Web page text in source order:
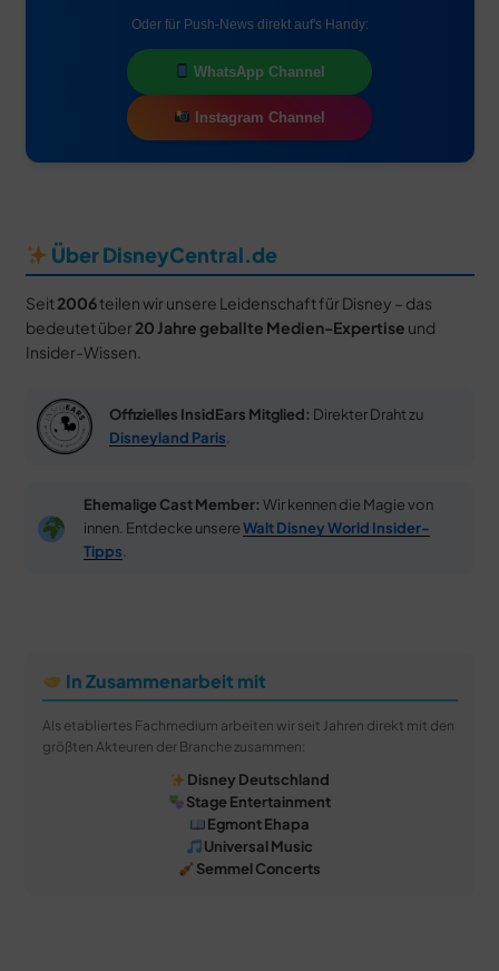
Oder für Push-News direkt auf's Handy:
WhatsApp Channel
Instagram Channel
Über DisneyCentral.de
Seit 2006teilen wir unsere Leidenschaft für Disney – das
bedeutet über 20 Jahre geballte Medien-Expertise und
Insider-Wissen.
Offizielles InsidEars Mitglied: Direkter Draht zu
Disneyland Paris.
Ehemalige Cast Member: Wir kennen die Magie von
innen. Entdecke unsereWalt Disney World Insider-
Tipps.
In Zusammenarbeit mit
Als etabliertes Fachmedium arbeiten wir seit Jahren direkt mit den
größten Akteuren der Branche zusammen:
Disney Deutschland
Stage Entertainment
Egmont Ehapa
Universal Music
Semmel Concerts